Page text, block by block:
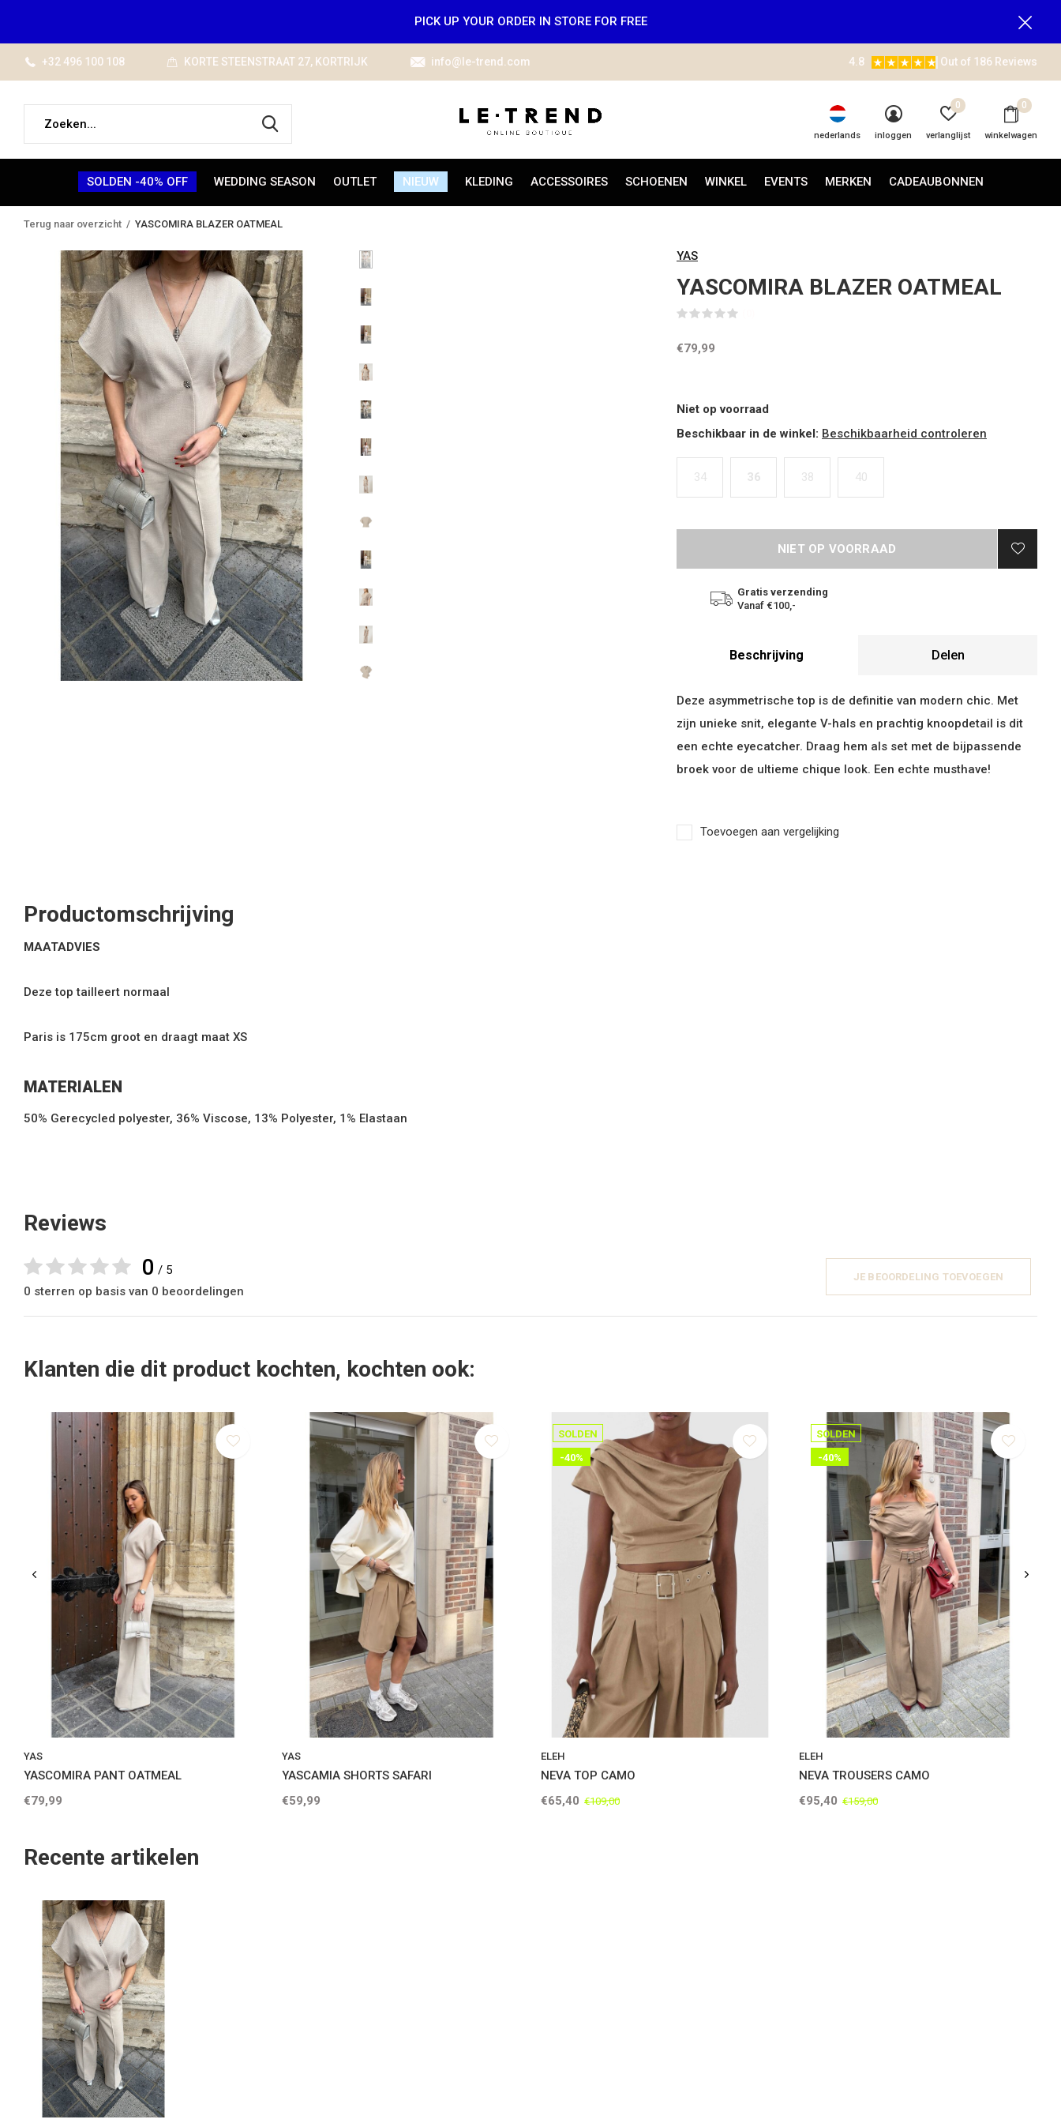
SOLDEN -40% OFF WEDDING SEASON OUTLET NIEUW KLEDING ACCESSOIRES SCHOENEN WINKEL EVENTS MERKEN CADEAUBONNEN
nederlands inloggen verlanglijst
0
winkelwagen
0
+32 496 100 108 KORTE STEENSTRAAT 27, KORTRIJK info@le-trend.com 4.8 Out of 186 Reviews
PICK UP YOUR ORDER IN STORE FOR FREE
Terug naar overzicht YASCOMIRA BLAZER OATMEAL
YAS
YASCOMIRA BLAZER OATMEAL
€79,99
Niet op voorraad
Beschikbaar in de winkel: Beschikbaarheid controleren
34 36 38 40
NIET OP VOORRAAD
Gratis verzending
Vanaf €100,-
Beschrijving Delen
Deze asymmetrische top is de definitie van modern chic. Met
zijn unieke snit, elegante V-hals en prachtig knoopdetail is dit
een echte eyecatcher. Draag hem als set met de bijpassende
broek voor de ultieme chique look. Een echte musthave!
Toevoegen aan vergelijking
Productomschrijving
MAATADVIES
Deze top tailleert normaal
Paris is 175cm groot en draagt maat XS
MATERIALEN
50% Gerecycled polyester, 36% Viscose, 13% Polyester, 1% Elastaan
Reviews
0 / 5
0 sterren op basis van 0 beoordelingen
JE BEOORDELING TOEVOEGEN
Klanten die dit product kochten, kochten ook:
YAS
YASCOMIRA PANT OATMEAL
€79,99
YAS
YASCAMIA SHORTS SAFARI
€59,99
SOLDEN
-40%
ELEH
NEVA TOP CAMO
€65,40 €109,00
SOLDEN
-40%
ELEH
NEVA TROUSERS CAMO
€95,40 €159,00
Recente artikelen